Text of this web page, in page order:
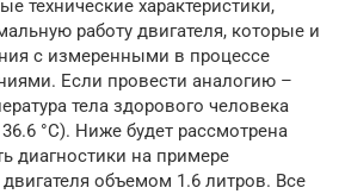
технические характеристики,
работу двигателя, которые и
с измеренными в процессе
Если провести аналогию –
тела здорового человека
°C). Ниже будет рассмотрена
диагностики на примере
объемом 1.6 литров. Все